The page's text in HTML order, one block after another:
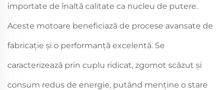
importate de înaltă calitate ca nucleu de putere.
Aceste motoare beneficiază de procese avansate de
fabricație și o performanță excelentă. Se
caracterizează prin cuplu ridicat, zgomot scăzut și
consum redus de energie, putând menține o stare